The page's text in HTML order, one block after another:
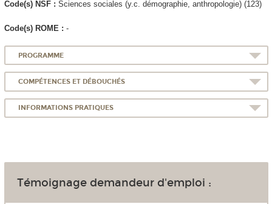
Code(s) NSF : Sciences sociales (y.c. démographie, anthropologie) (123)
Code(s) ROME : -
PROGRAMME
COMPÉTENCES ET DÉBOUCHÉS
INFORMATIONS PRATIQUES
Témoignage demandeur d'emploi :